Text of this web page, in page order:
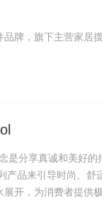
牌，旗下主营家居
是分享真诚和美好
产品来引导时尚、
展开，为消费者提供